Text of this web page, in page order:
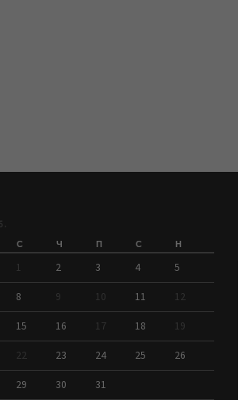
С Ч П С Н
1 2 3 4 5
8 9 10 11 12
15 16 17 18 19
22 23 24 25 26
29 30 31